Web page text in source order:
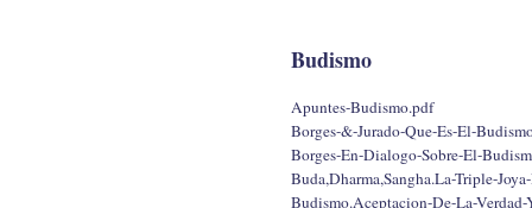
Budismo
Apuntes-Budismo.pdf
Borges-&-Jurado-Que-Es-El-
Borges-En-Dialogo-Sobre-El-
Buda,Dharma,Sangha.La-Triple-
Budismo.Aceptacion-De-La-